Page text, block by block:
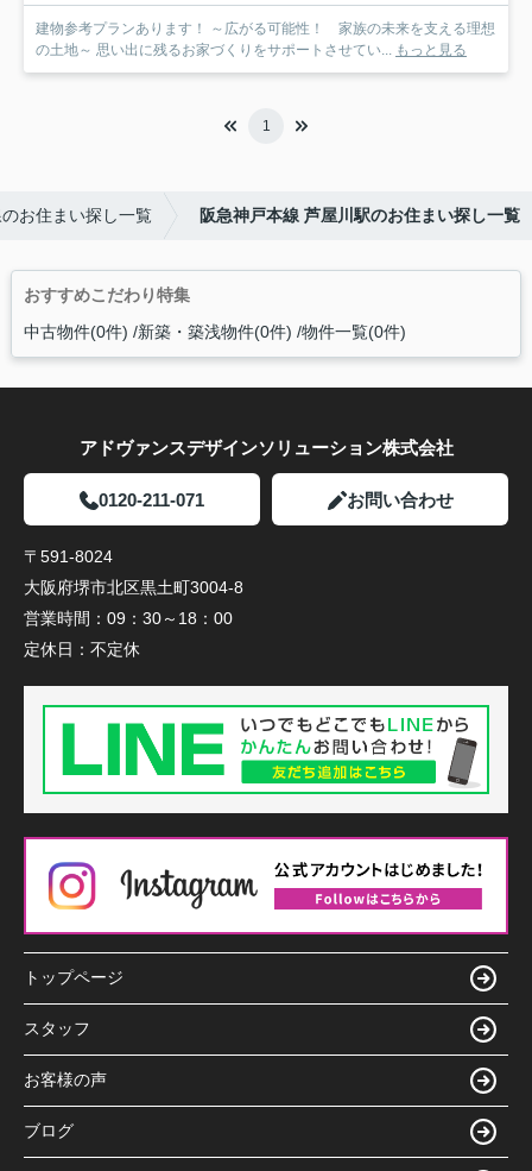
建物参考プランあります！ ～広がる可能性！ 家族の未来を支える理想
の土地～ 思い出に残るお家づくりをサポートさせてい... もっと見る
1
お住まい探し一覧 阪急神戸本線 芦屋川駅のお住まい探し一覧
おすすめこだわり特集
中古物件(0件) 新築・築浅物件(0件) 物件一覧(0件)
アドヴァンスデザインソリューション株式会社
0120-211-071 お問い合わせ
〒591-8024
大阪府堺市北区黒土町3004-8
営業時間： 09：30～18：00
定休日： 不定休
トップページ
スタッフ
お客様の声
ブログ